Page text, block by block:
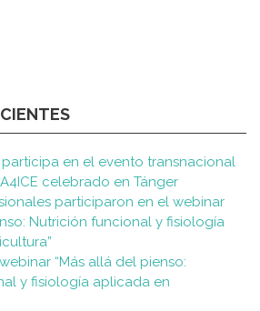
en el evento transnacional
celebrado en Tánger
participaron en el webinar
Nutrición funcional y fisiología
“Más allá del pienso:
y fisiología aplicada en